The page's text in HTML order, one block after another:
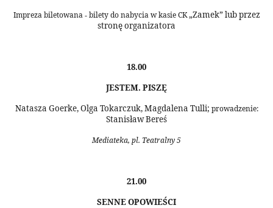
Impreza biletowana -bilety do nabycia w kasie CK„Zamek” lub przez
stronę organizatora
18.00
JESTEM. PISZĘ
Natasza Goerke, Olga Tokarczuk, Magdalena Tulli; prowadzenie:
Stanisław Bereś
Mediateka, pl. Teatralny 5
21.00
SENNE OPOWIEŚCI